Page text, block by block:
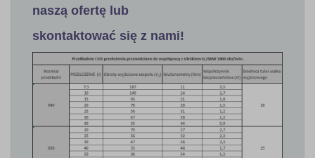
naszą ofertę lub
skontaktować się z nami!